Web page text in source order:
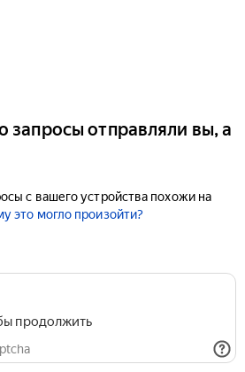
запросы отправляли вы, а
с вашего устройства похожи на
это могло произойти?
продолжить